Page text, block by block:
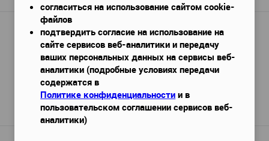
2000
Толщина, мм —14
Габариты (ДхШхВ)—2000x14x200
2 589 руб./ шт
Подробнее
согласиться на использование сайтом cookie-
файлов
подтвердить согласие на использование на
сайте сервисов веб-аналитики и передачу
ваших персональных данных на сервисы веб-
аналитики (подробные условиях передачи
содержатся в
Политике конфиденциальности и в
пользовательском соглашении сервисов веб-
аналитики)